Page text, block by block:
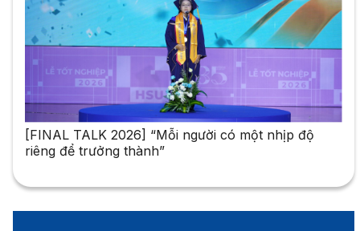
[FINAL TALK 2026] “Mỗi người có một nhịp độ
riêng để trưởng thành”